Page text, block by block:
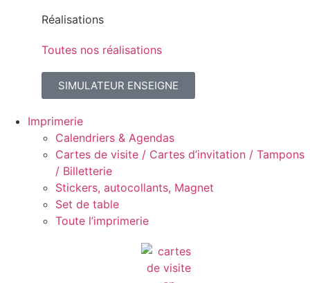
Réalisations
Toutes nos réalisations
SIMULATEUR ENSEIGNE
Imprimerie
Calendriers & Agendas
Cartes de visite / Cartes d’invitation / Tampons
/ Billetterie
Stickers, autocollants, Magnet
Set de table
Toute l’imprimerie